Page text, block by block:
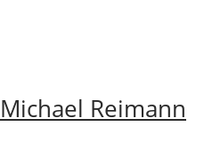
Reimann